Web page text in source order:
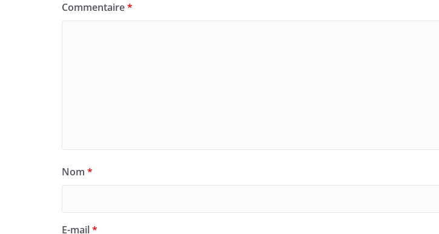
Commentaire*
Nom *
E-mail*